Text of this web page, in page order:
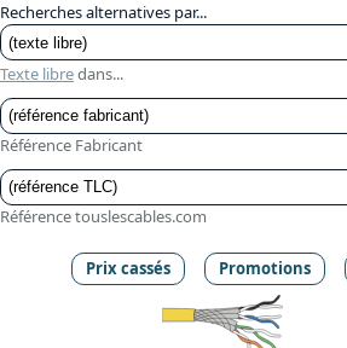
Recherches alternatives par...
Texte libredans...
Référence Fabricant
Référence touslescables.com
Prix cassés Promotions